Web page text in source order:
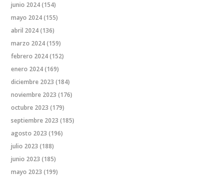
junio 2024(154)
mayo 2024(155)
abril 2024(136)
marzo 2024(159)
febrero 2024(152)
enero 2024(169)
diciembre 2023 (184)
noviembre 2023 (176)
octubre 2023 (179)
septiembre 2023 (185)
agosto 2023 (196)
julio 2023 (188)
junio 2023 (185)
mayo 2023 (199)